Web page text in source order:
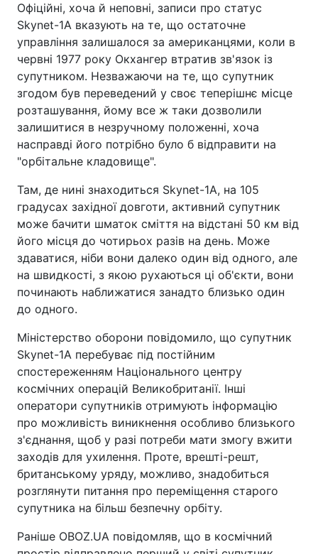
Офіційні, хоча й неповні, записи про статус
Skynet-1A вказують на те, що остаточне
управління залишалося за американцями, коли в
червні 1977 року Окхангер втратив зв'язок із
супутником. Незважаючи на те, що супутник
згодом був переведений у своє теперішнє місце
розташування, йому все ж таки дозволили
залишитися в незручному положенні, хоча
насправді його потрібно було б відправити на
"орбітальне кладовище".
Там, де нині знаходиться Skynet-1A, на 105
градусах західної довготи, активний супутник
може бачити шматок сміття на відстані 50 км від
його місця до чотирьох разів на день. Може
здаватися, ніби вони далеко один від одного, але
на швидкості, з якою рухаються ці об'єкти, вони
починають наближатися занадто близько один
до одного.
Міністерство оборони повідомило, що супутник
Skynet-1A перебуває під постійним
спостереженням Національного центру
космічних операцій Великобританії. Інші
оператори супутників отримують інформацію
про можливість виникнення особливо близького
з'єднання, щоб у разі потреби мати змогу вжити
заходів для ухилення. Проте, врешті-решт,
британському уряду, можливо, знадобиться
розглянути питання про переміщення старого
супутника на більш безпечну орбіту.
Раніше OBOZ.UA повідомляв, що в космічний